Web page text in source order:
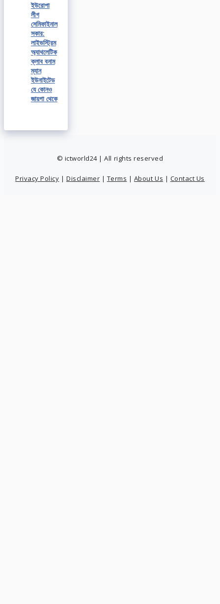
ইউরোপা
লীগ
সেমিফাইনাল
সকার:
লাইভস্ট্রিম
অ্যাথলেটিক
ক্লাব বনাম
ম্যান
ইউনাইটেড
যে কোনও
জায়গা থেকে
© ictworld24 | All rights reserved
Privacy Policy | Disclaimer | Terms | About Us | Contact Us